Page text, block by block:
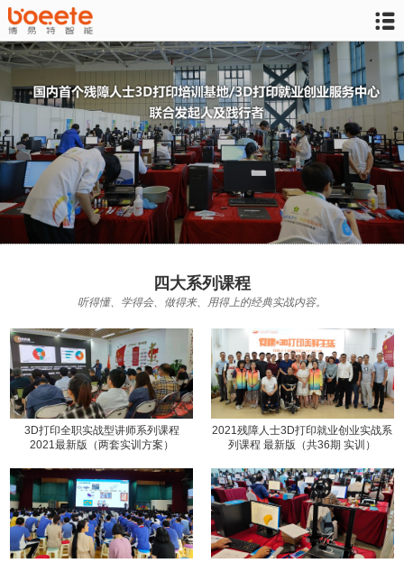

四大系列课程
听得懂、学得会、做得来、用得上的经典实战内容。
3D打印全职实战型讲师系列课程
2021最新版（两套实训方案）
2021残障人士3D打印就业创业实战系
列课程 最新版（共36期 实训）